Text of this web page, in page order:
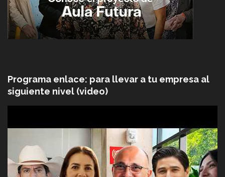
Programa enlace: para llevar a tu empresa al
siguiente nivel (video)